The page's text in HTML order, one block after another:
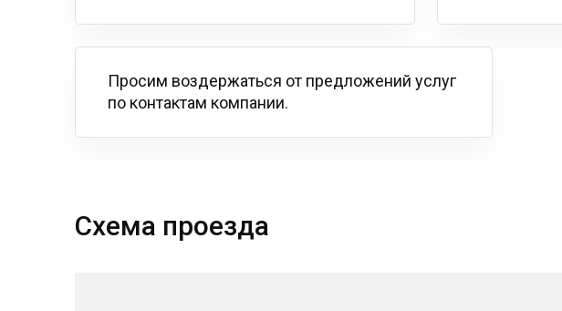
Просим воздержаться от предложений услуг
по контактам компании.
Схема проезда